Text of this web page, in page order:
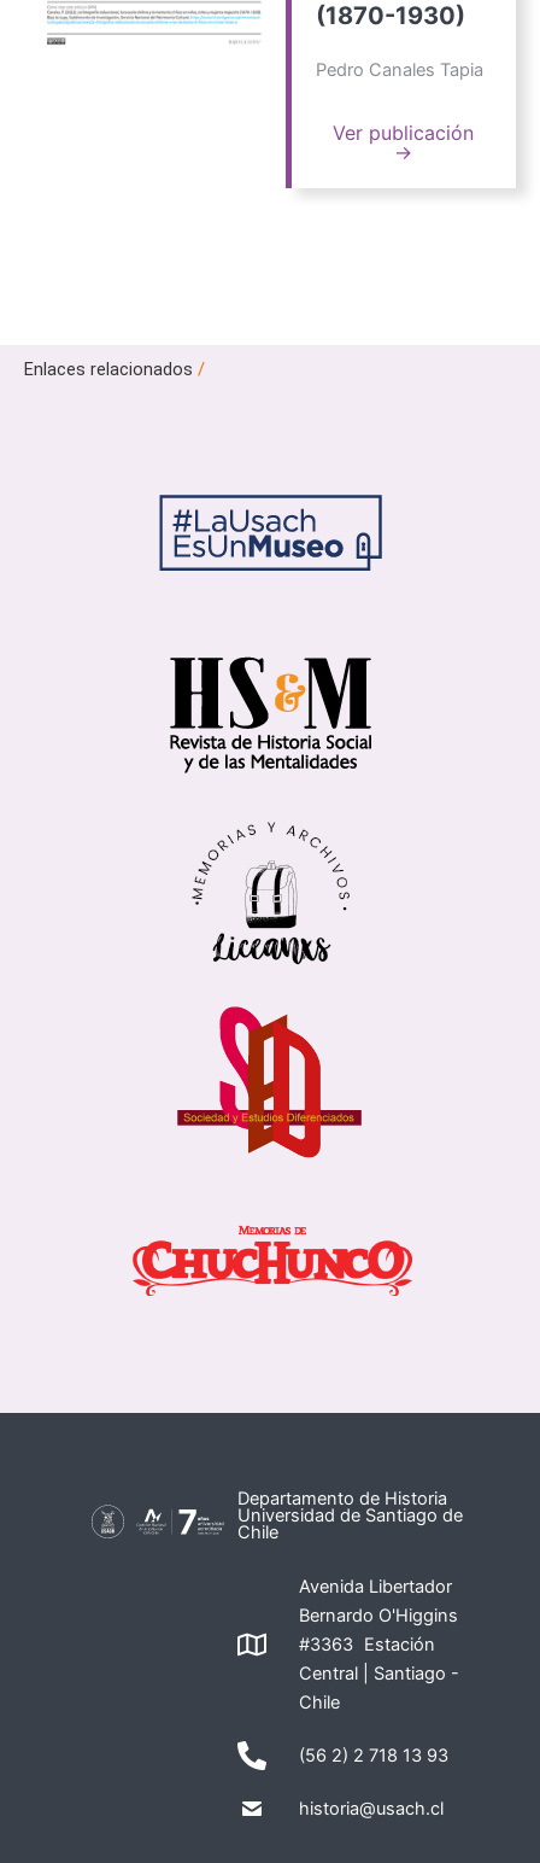
(1870-1930)
Pedro Canales Tapia
Ver publicación
→
Enlaces relacionados /
Departamento de Historia
Universidad de Santiago de
Chile
Avenida Libertador
Bernardo O'Higgins
#3363 Estación
Central | Santiago -
Chile
(56 2) 2 718 13 93
historia@usach.cl